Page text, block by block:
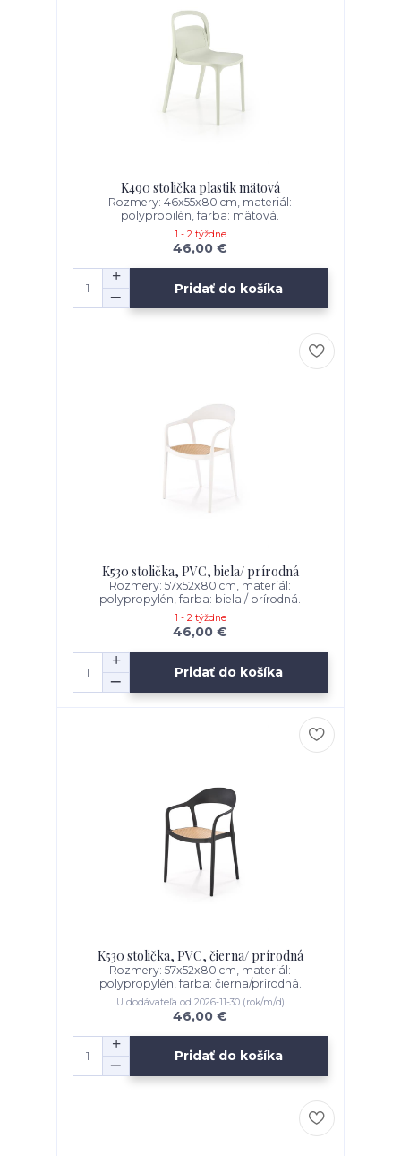
K490 stolička plastik mätová
Rozmery: 46x55x80 cm, materiál:
polypropilén, farba: mätová.
46,00 €
1 - 2 týždne
Pridať do košíka
K530 stolička, PVC, biela/ prírodná
Rozmery: 57x52x80 cm, materiál:
polypropylén, farba: biela / prírodná.
46,00 €
1 - 2 týždne
Pridať do košíka
K530 stolička, PVC, čierna/ prírodná
Rozmery: 57x52x80 cm, materiál:
polypropylén, farba: čierna/prírodná.
46,00 €
U dodávateľa od 2026-11-30 (rok/m/d)
Pridať do košíka